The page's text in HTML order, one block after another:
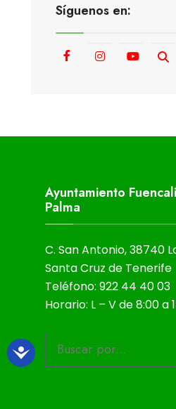
Síguenos en:
Ayuntamiento
Palma
C. San Antonio, 38740
Santa Cruz de Tenerife
Teléfono: 922 44 40 03
Horario: L – V de 8:00 a